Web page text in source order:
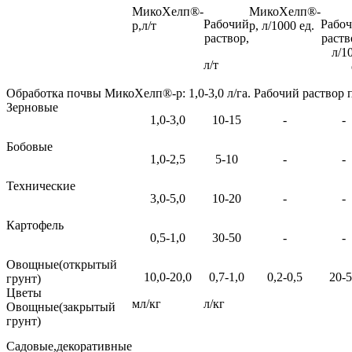
МикоХелп®-
р,л/т
Рабочий
раствор,
л/т
МикоХелп®-
р, л/1000 ед.
л/
Обработка почвы МикоХелп®-р: 1,0-3,0 л/га. Рабочий раствор
Зерновые
1,0-3,0
10-15 -
-
Бобовые
1,0-2,5
5-10 -
-
Технические
3,0-5,0
10-20 -
-
Картофель
0,5-1,0
30-50 -
-
Овощные(открытый
грунт)
10,0-20,0
мл/кг
0,7-1,0
л/кг
0,2-0,5
20-
Цветы
Овощные(закрытый
грунт)
Садовые,декоративные